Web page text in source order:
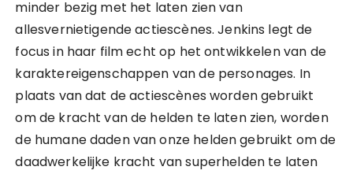
minder bezig met het laten zien van
allesvernietigende actiescènes. Jenkins legt de
focus in haar film echt op het ontwikkelen van de
karaktereigenschappen van de personages. In
plaats van dat de actiescènes worden gebruikt
om de kracht van de helden te laten zien, worden
de humane daden van onze helden gebruikt om de
daadwerkelijke kracht van superhelden te laten